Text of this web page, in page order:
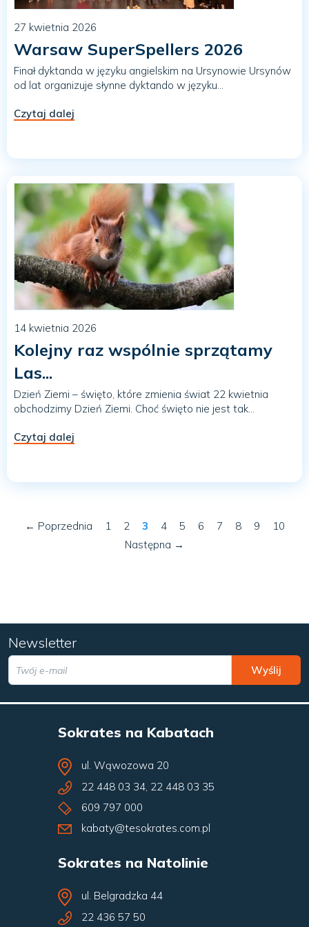
27 kwietnia 2026
Warsaw SuperSpellers 2026
Finał dyktanda w języku angielskim na Ursynowie Ursynów
od lat organizuje słynne dyktando w języku...
Czytaj dalej
14 kwietnia 2026
Kolejny raz wspólnie sprzątamy
Las...
Dzień Ziemi – święto, które zmienia świat 22 kwietnia
obchodzimy Dzień Ziemi. Choć święto nie jest tak...
Czytaj dalej
← Poprzednia 1 2 3 4 5 6 7 8 9
10
Następna →
Newsletter
Wyślij
Sokrates na Kabatach
ul. Wąwozowa 20
22 448 03 34 22 448 03 35
609 797 000
kabaty@tesokrates.com.pl
Sokrates na Natolinie
ul. Belgradzka 44
22 436 57 50